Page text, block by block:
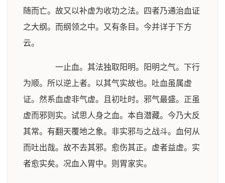
随而亡。故又以补虚为收功之法。四者乃通治血证
之大纲。而纲领之中。又有条目。今并详于下方
云。
一止血。其法独取阳明。阳明之气。下行
为顺。所以逆上者。以其气实故也。吐血虽属虚
证。然系血虚非气虚。且初吐时。邪气最盛。正虽
虚而邪则实。试思人身之血。本自潜藏。今乃大反
其常。有翻天覆地之象。非实邪与之战斗。血何从
而吐出哉。故不去其邪。愈伤其正。虚者益虚。实
者愈实矣。况血入胃中。则胃家实。